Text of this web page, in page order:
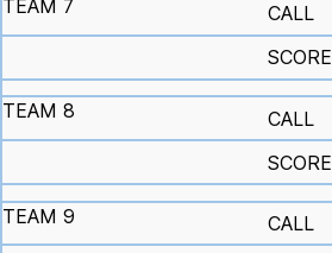
CALL
SCORE
CALL
SCORE
CALL